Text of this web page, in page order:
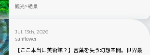
続く絶景｜静岡県伊東
観光 絶景
Jul. 13th, 2026
sunflower
【ここ本当に美術館？】言葉を失う幻想空間。世界最